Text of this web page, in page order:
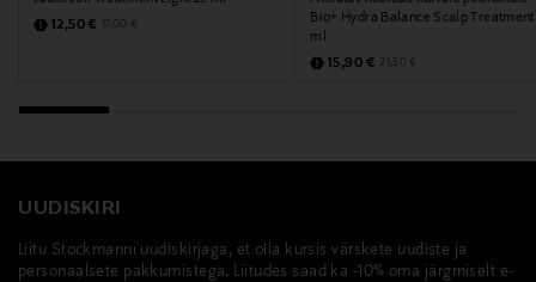
Salomonkatu 17 A, 10. krs, 00100 Helsinki, Finland
Discounted Price
12,50 € Original Price
17,00 €
Bio+ Hydra Balance Scalp Treatment
ml
Discounted Price
15,90 € Original Price
21,50 €
UUDISKIRI
Liitu Stockmanni uudiskirjaga, et olla kursis värskete uudiste ja
personaalsete pakkumistega. Liitudes saad ka -10% oma järgmiselt e-